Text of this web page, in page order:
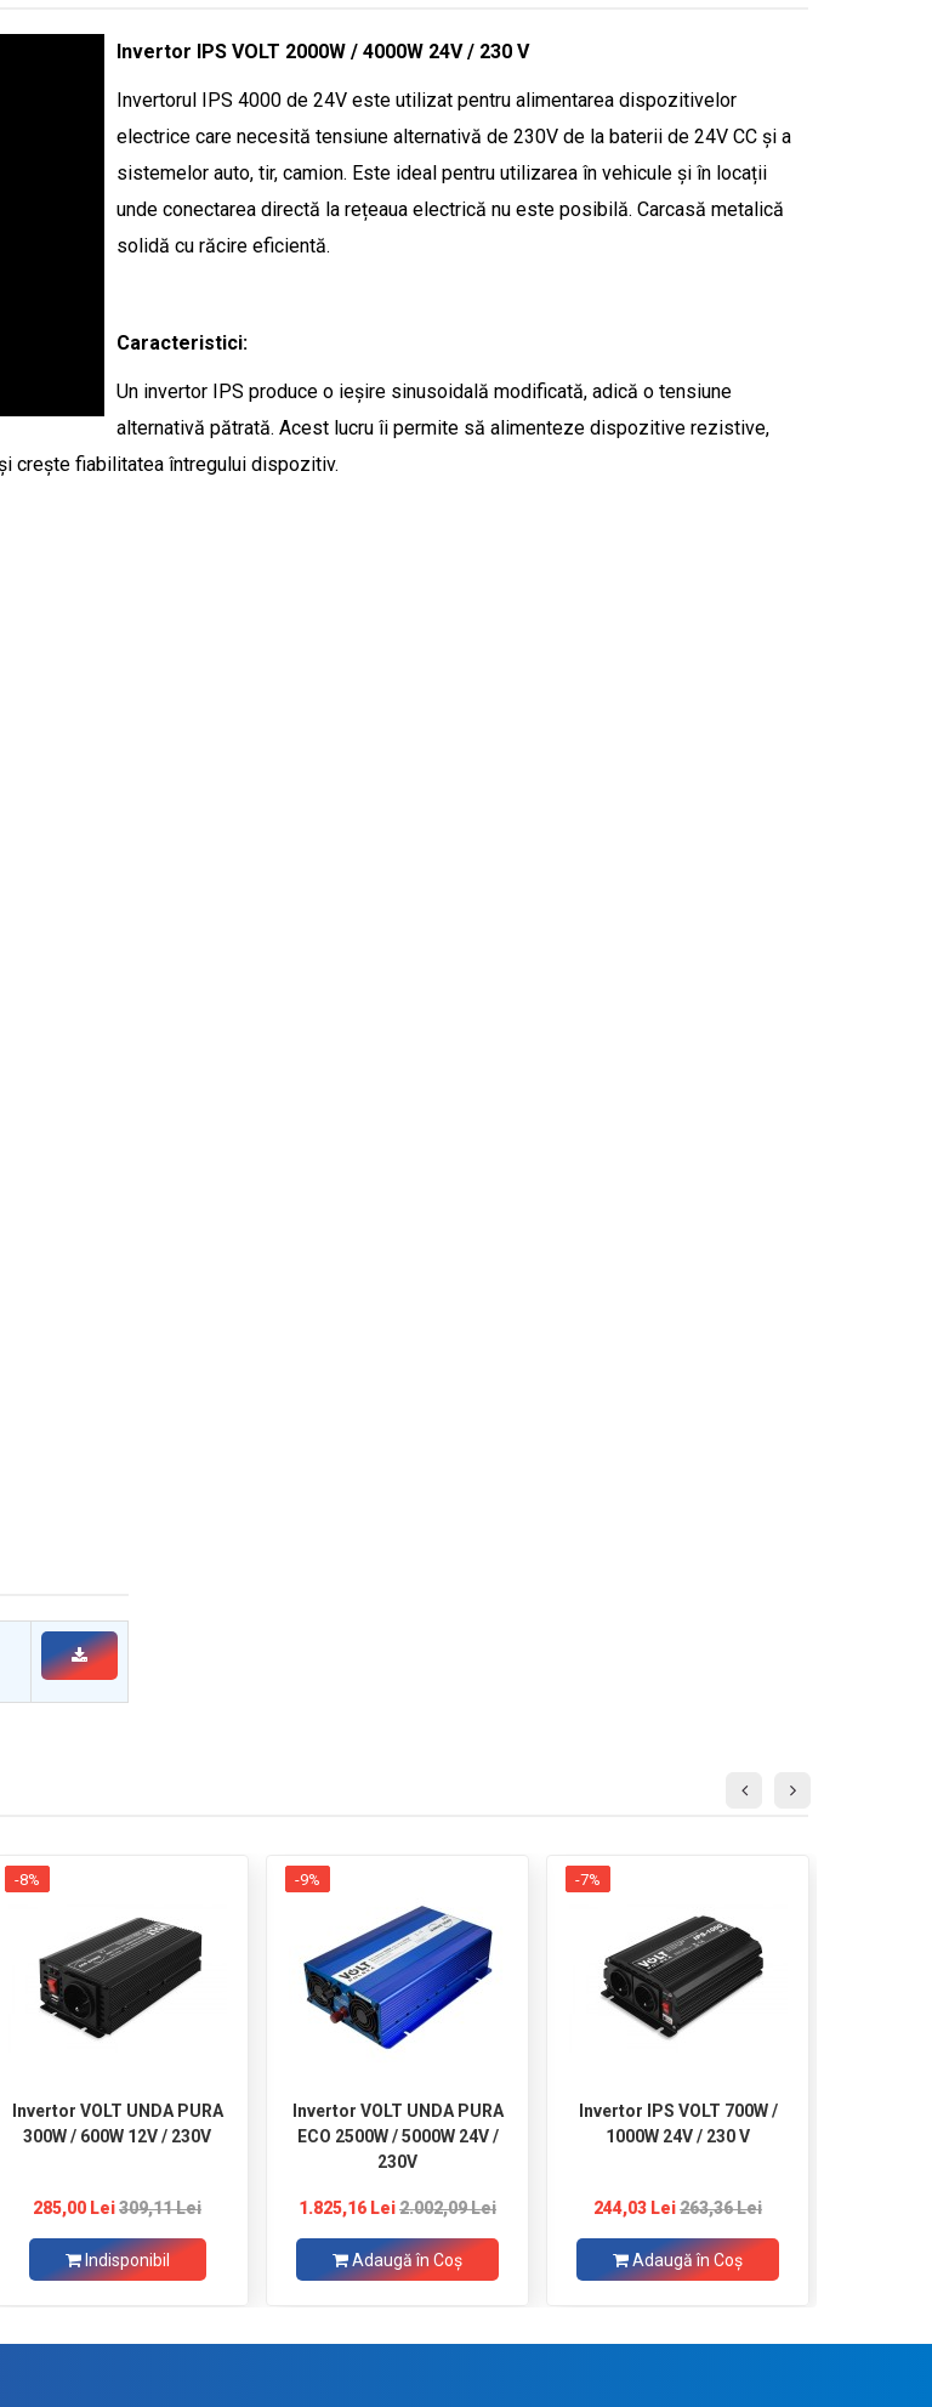
Invertor IPS VOLT 2000W / 4000W 24V / 230 V
Invertorul IPS 4000 de 24V este utilizat pentru alimentarea dispozitivelor
electrice care necesită tensiune alternativă de 230V de la baterii de 24V CC și a
sistemelor auto, tir, camion. Este ideal pentru utilizarea în vehicule și în locații
unde conectarea directă la rețeaua electrică nu este posibilă. Carcasă metalică
solidă cu răcire eficientă.
Caracteristici:
Un invertor IPS produce o ieșire sinusoidală modificată, adică o tensiune
alternativă pătrată. Acest lucru îi permite să alimenteze dispozitive rezistive,
crește fiabilitatea întregului dispozitiv.
Invertor VOLT UNDA PURA
300W / 600W 12V / 230V
285,00 Lei309,11 Lei
-8%
Indisponibil
Invertor VOLT UNDA PURA
ECO 2500W / 5000W 24V /
230V
1.825,16 Lei2.002,09 Lei
-9%
Adaugă în Coş
Invertor IPS VOLT 700W /
1000W 24V / 230 V
244,03 Lei263,36 Lei
-7%
Adaugă în Coş